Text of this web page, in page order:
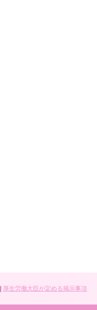
厚生労働大臣が定める掲示事項